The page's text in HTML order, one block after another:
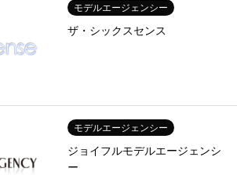
モデルエージェンシー
ザ・シックスセンス
モデルエージェンシー
ジョイフルモデルエージェンシ
ー